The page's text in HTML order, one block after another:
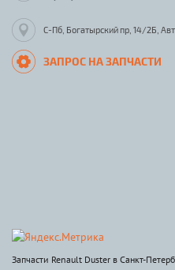
С-Пб, Богатырский пр, 14/2Б,
ЗАПРОС НА ЗАПЧАСТИ
Запчасти Renault Duster в Санкт-